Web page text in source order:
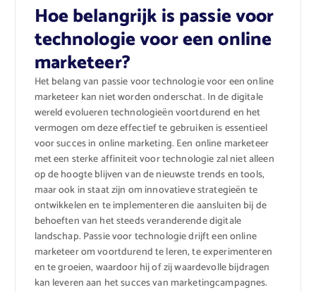
Hoe belangrijk is passie voor
technologie voor een online
marketeer?
Het belang van passie voor technologie voor een online
marketeer kan niet worden onderschat. In de digitale
wereld evolueren technologieën voortdurend en het
vermogen om deze effectief te gebruiken is essentieel
voor succes in online marketing. Een online marketeer
met een sterke affiniteit voor technologie zal niet alleen
op de hoogte blijven van de nieuwste trends en tools,
maar ook in staat zijn om innovatieve strategieën te
ontwikkelen en te implementeren die aansluiten bij de
behoeften van het steeds veranderende digitale
landschap. Passie voor technologie drijft een online
marketeer om voortdurend te leren, te experimenteren
en te groeien, waardoor hij of zij waardevolle bijdragen
kan leveren aan het succes van marketingcampagnes.